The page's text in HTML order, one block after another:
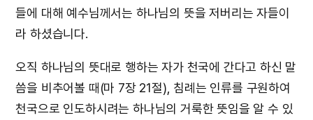
들에 대해 예수님께서는 하나님의 뜻을 저버리는 자들이
라 하셨습니다.
오직 하나님의 뜻대로 행하는 자가 천국에 간다고 하신 말
씀을 비추어볼 때(마 7장 21절), 침례는 인류를 구원하여
천국으로 인도하시려는 하나님의 거룩한 뜻임을 알 수 있